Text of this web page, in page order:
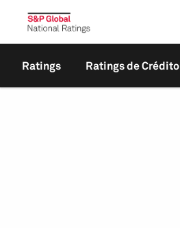
Ratings Ratings de Crédito